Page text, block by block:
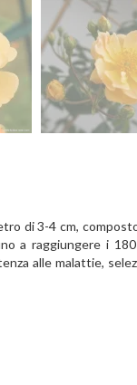
di 3-4 cm,
a raggiungere i
alle malattie,